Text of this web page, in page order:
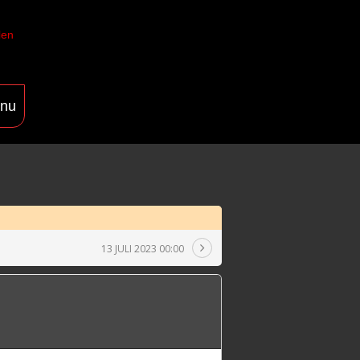
13 JULI 2023 00:00